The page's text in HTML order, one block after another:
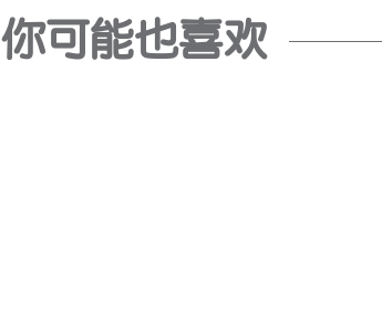
你可能也喜欢